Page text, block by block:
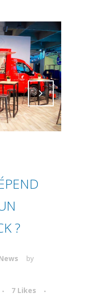
Attiva comando
?
by
7 Likes